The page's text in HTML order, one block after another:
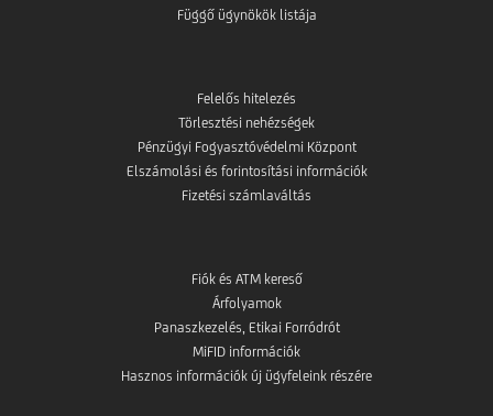
Függő ügynökök listája
Felelős hitelezés
Törlesztési nehézségek
Pénzügyi Fogyasztóvédelmi Központ
Elszámolási és forintosítási információk
Fizetési számlaváltás
Fiók és ATM kereső
Árfolyamok
Panaszkezelés, Etikai Forródrót
MiFID információk
Hasznos információk új ügyfeleink részére